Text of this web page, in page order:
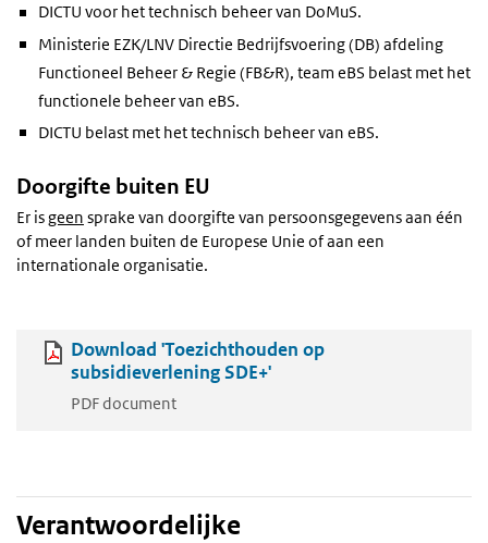
DICTU voor het technisch beheer van DoMuS.
Ministerie EZK/LNV Directie Bedrijfsvoering (DB) afdeling
Functioneel Beheer & Regie (FB&R), team eBS belast met het
functionele beheer van eBS.
DICTU belast met het technisch beheer van eBS.
Doorgifte buiten EU
Er isgeen sprake van doorgifte van persoonsgegevens aan één
of meer landen buiten de Europese Unie of aan een
internationale organisatie.
Download 'Toezichthouden op
subsidieverlening SDE+'
PDF document
Verantwoordelijke